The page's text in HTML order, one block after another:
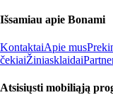
Išsamiau apie Bonami
KontaktaiApie mus
čekiaiŽiniasklaidai
Atsisiųsti mobiliąją